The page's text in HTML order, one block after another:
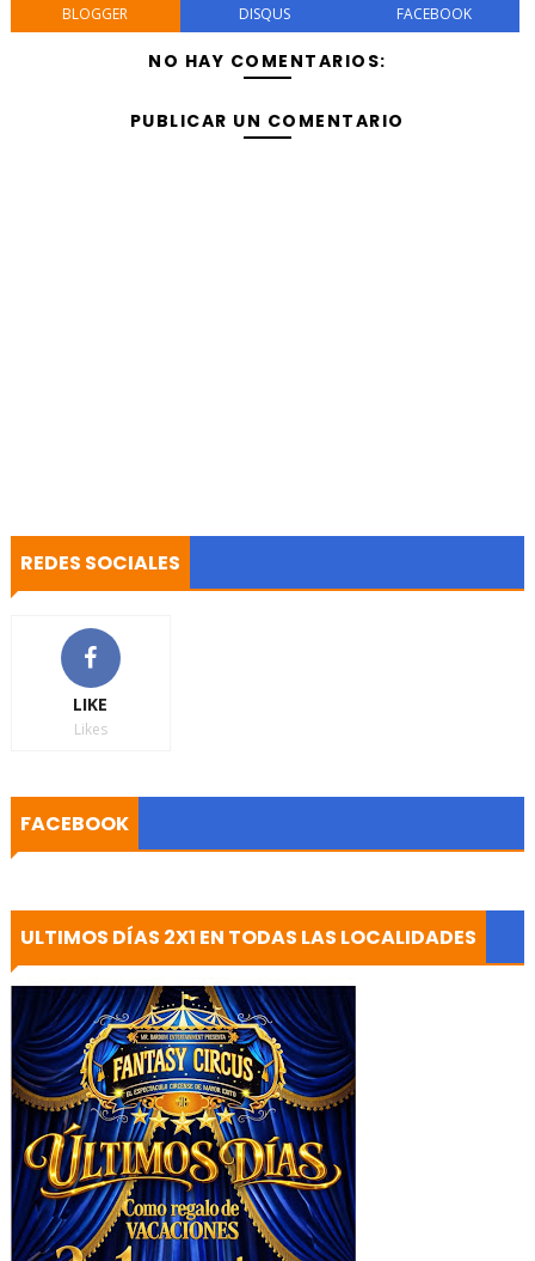
BLOGGER DISQUS FACEBOOK
NO HAY COMENTARIOS:
PUBLICAR UN COMENTARIO
REDES SOCIALES
LIKE
Likes
FACEBOOK
ULTIMOS DÍAS 2X1 EN TODAS LAS LOCALIDADES